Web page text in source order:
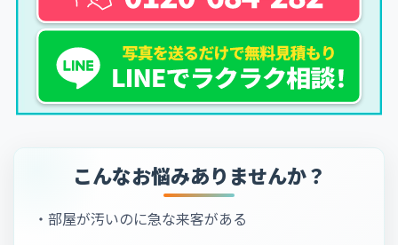
こんなお悩みありませんか？
・部屋が汚いのに急な来客がある